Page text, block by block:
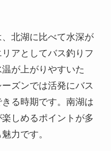
北湖に比べて水深が
アとしてバス釣りフ
が上がりやすいた
ズンでは活発にバス
る時期です。南湖は
しめるポイントが多
力です。